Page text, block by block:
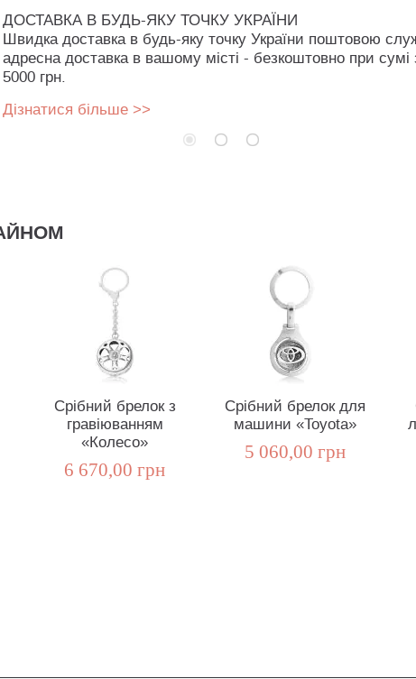
ДОСТАВКА В БУДЬ-ЯКУ ТОЧКУ УКРАЇНИ
Швидка доставка в будь-яку точку України поштовою
адресна доставка в вашому місті - безкоштовно при сумі
5000 грн.
Дізнатися більше >>
Срібний брелок з
гравіюванням
«Колесо»
6 670,00 грн
Срібний брелок для
машини «Toyota»
5 060,00 грн